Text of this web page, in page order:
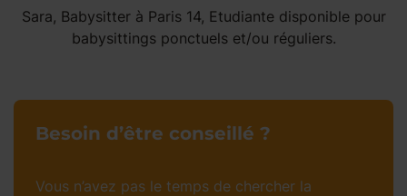
Sara, Babysitter à Paris 14, Etudiante disponible pour
babysittings ponctuels et/ou réguliers.
Besoin d’être conseillé ?
Vous n’avez pas le temps de chercher la